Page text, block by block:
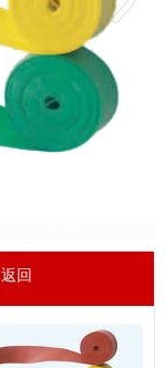
返回